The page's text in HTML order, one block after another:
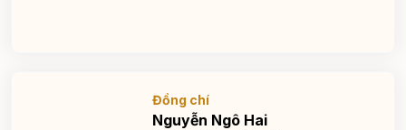
Đồng chí
Nguyễn Ngô Hai